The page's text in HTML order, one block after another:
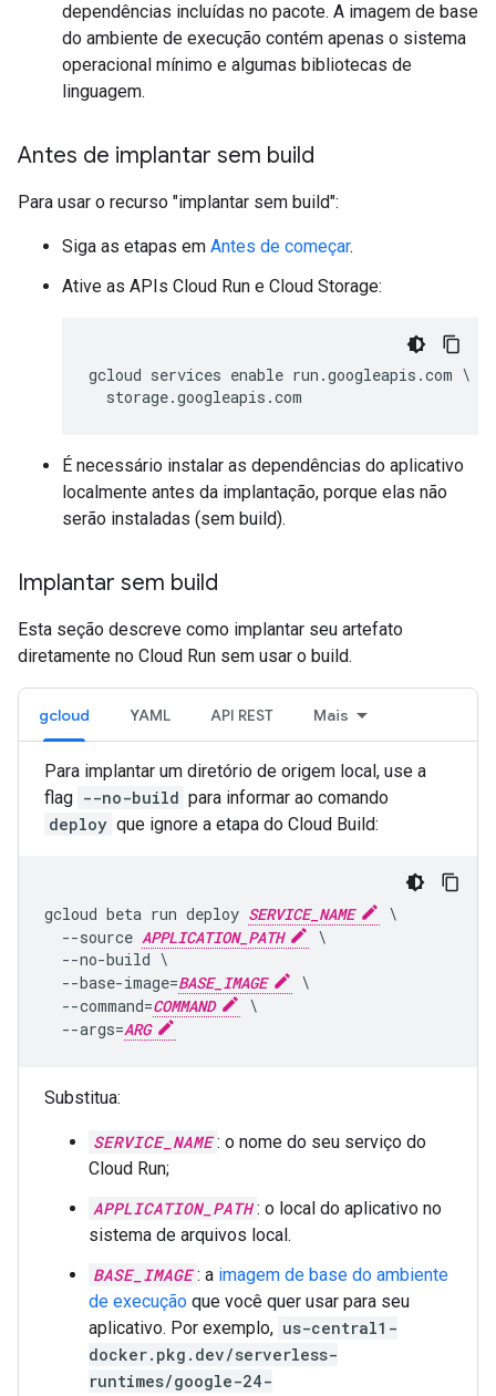
dependências incluídas no pacote. A imagem de base
do ambiente de execução contém apenas o sistema
operacional mínimo e algumas bibliotecas de
linguagem.
Antes de implantar sem build
Para usar o recurso "implantar sem build":
Siga as etapas em Antes de começar.
Ative as APIs Cloud Run e Cloud Storage:
gcloud services enable run.googleapis.com \
É necessário instalar as dependências do aplicativo
localmente antes da implantação, porque elas não
serão instaladas (sem build).
Implantar sem build
Esta seção descreve como implantar seu artefato
diretamente no Cloud Run sem usar o build.
gcloud YAML API REST Mais
Para implantar um diretório de origem local, use a
flag --no-build para informar ao comando
deploy que ignore a etapa do Cloud Build:
gcloud beta run deploy SERVICE_NAME
\
  --source
APPLICATION_PATH
\
  --no-build \
  --base-image=
BASE_IMAGE
\
  --command=
COMMAND
\
  --args=
ARG
Substitua:
SERVICE_NAME : o nome do seu serviço do
Cloud Run;
APPLICATION_PATH : o local do aplicativo no
sistema de arquivos local.
BASE_IMAGE : a imagem de base do ambiente
de execução que você quer usar para seu
aplicativo. Por exemplo, us-central1-
docker.pkg.dev/serverless-
runtimes/google-24-